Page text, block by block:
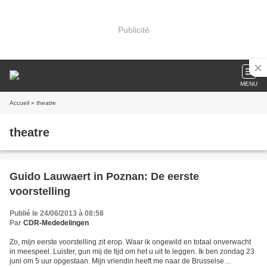
Publicité
MENU
Accueil » theatre
theatre
Guido Lauwaert in Poznan: De eerste
voorstelling
Publié le 24/06/2013 à 08:58
Par CDR-Mededelingen
Zo, mijn eerste voorstelling zit erop. Waar ik ongewild en totaal onverwacht
in meespeel. Luister, gun mij de tijd om het u uit te leggen. Ik ben zondag 23
juni om 5 uur opgestaan. Mijn vriendin heeft me naar de Brusselse